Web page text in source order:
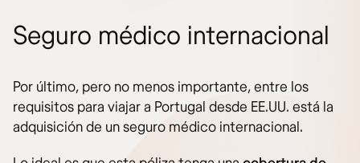
Seguro médico internacional
Por último, pero no menos importante, entre los
requisitos para viajar a Portugal desde EE.UU. está la
adquisición de un seguro médico internacional.